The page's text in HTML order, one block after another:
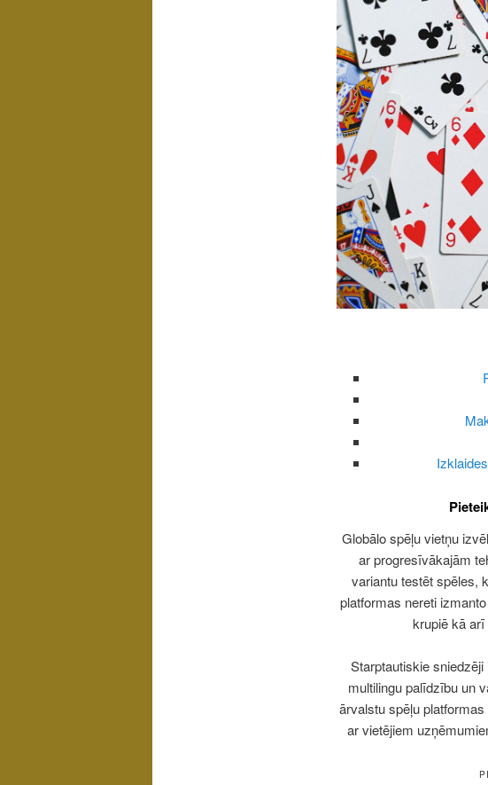
Globālo spēļu vietņu
ar progresīvākajām
variantu testēt spēles,
platformas nereti
krupiē kā
Starptautiskie
multilingu palīdzību un
ārvalstu spēļu
ar vietējiem